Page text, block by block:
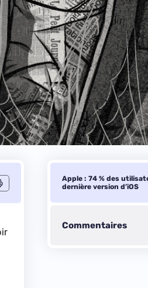
Apple : 74 % des
dernière version d’iOS
Commentaires